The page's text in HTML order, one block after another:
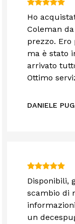
Ho
Coleman
prezzo.
ma è stato
arrivato
Ottimo
DANIELE
Disponibili,
scambio di
un